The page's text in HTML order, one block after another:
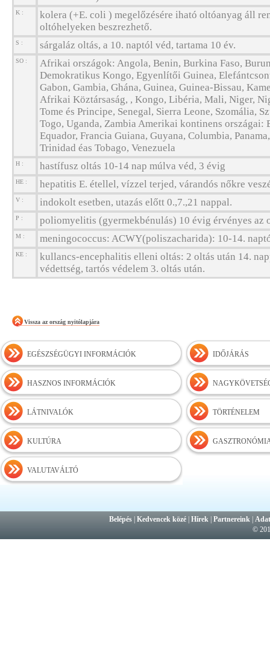
K :
kolera (+E. coli ) megelőzésére iható oltóanyag áll
oltóhelyeken beszrezhető.
S : sárgaláz oltás, a 10. naptól véd, tartama 10 év.
SO :
Afrikai országok: Angola, Benin, Burkina Faso,
Demokratikus Kongo, Egyenlítői Guinea,
Gabon, Gambia, Ghána, Guinea, Guinea-Bissau,
Afrikai Köztársaság, , Kongo, Libéria, Mali, Niger,
Tome és Principe, Senegal, Sierra Leone, Szomália,
Togo, Uganda, Zambia Amerikai kontinens
Equador, Francia Guiana, Guyana, Columbia,
Trinidad éas Tobago, Venezuela
H : hastífusz oltás 10-14 nap múlva véd, 3 évig
HE : hepatitis E. étellel, vízzel terjed, várandós nőkre
V : indokolt esetben, utazás előtt 0.,7.,21 nappal.
P : poliomyelitis (gyermekbénulás) 10 évig érvényes az
M : meningococcus: ACWY(poliszacharida): 10-14.
KE :
kullancs-encephalitis elleni oltás: 2 oltás után 14.
védettség, tartós védelem 3. oltás után.
Vissza az ország nyitólapjára
EGÉSZSÉGÜGYI INFORMÁCIÓK IDŐJÁRÁS
HASZNOS INFORMÁCIÓK
LÁTNIVALÓK TÖRTÉNELEM
KULTÚRA
VALUTAVÁLTÓ
Belépés |Kedvencek közé |Hírek |Partnereink |
©